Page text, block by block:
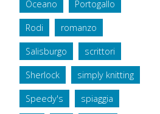
Oceano Portogallo
Rodi romanzo
Salisburgo scrittori
Sherlock simply knitting
Speedy's spiaggia